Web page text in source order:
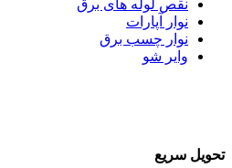
نقص لوله های برق
نوار آپارات
نوار چسب برق
وایر شو
تحویل سریع